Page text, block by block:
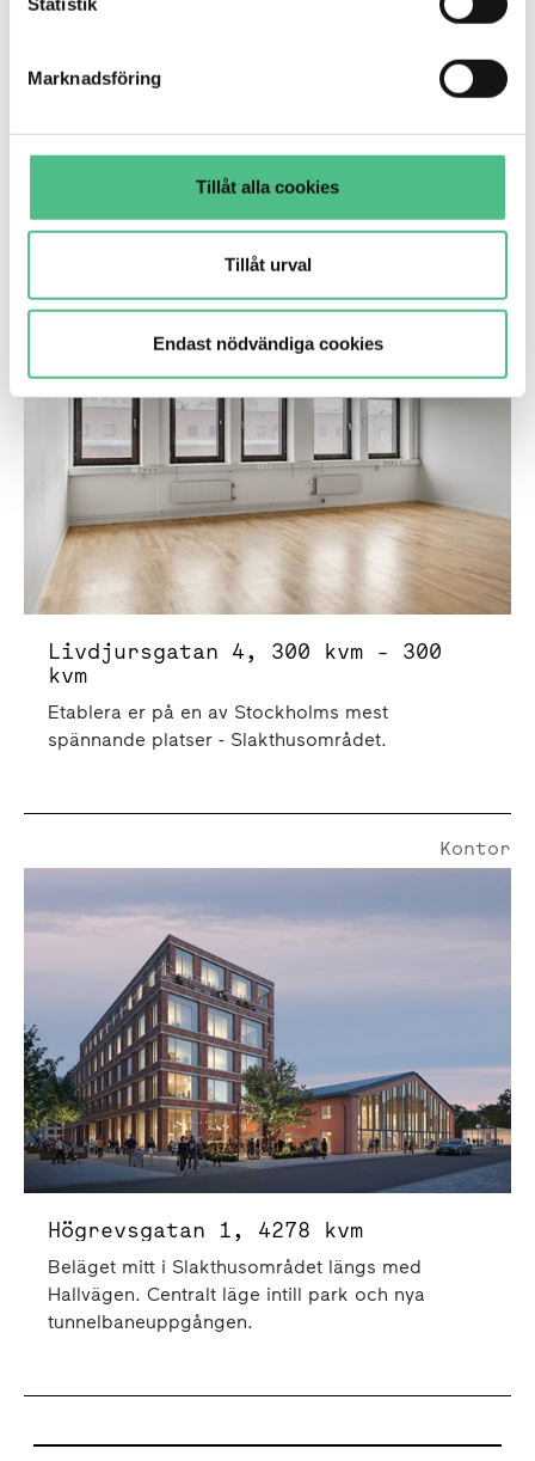
Marknadsföring
Tillåt alla cookies
Tillåt urval
Endast nödvändiga cookies
Var med från början - ta plats i Hus 06 Stationen.
Livdjursgatan 4 | 300 Kvm
Livdjursgatan 4, 300 kvm - 300
kvm
Etablera er på en av Stockholms mest
spännande platser - Slakthusområdet.
Kontor
Högrevsgatan 1, 4278 kvm
Beläget mitt i Slakthusområdet längs med
Hallvägen. Centralt läge intill park och nya
tunnelbaneuppgången.